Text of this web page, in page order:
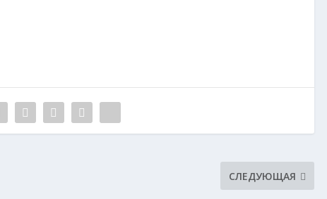
СЛЕДУЮЩАЯ